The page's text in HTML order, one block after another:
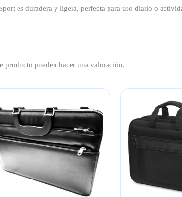
es duradera y ligera, perfecta para uso diario o
producto pueden hacer una valoración.